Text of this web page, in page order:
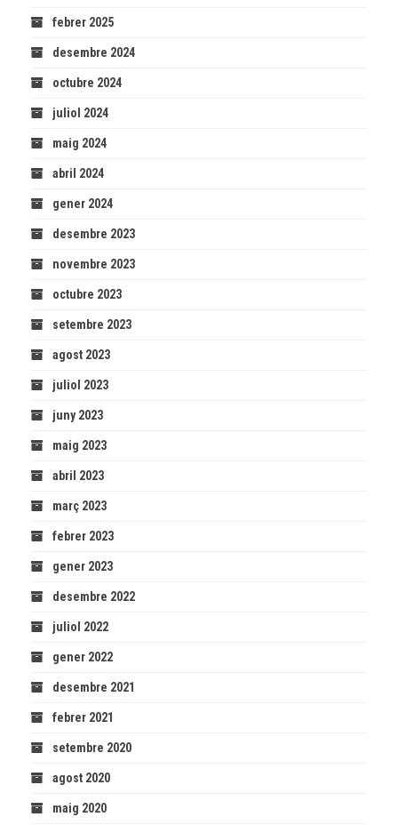
febrer 2025
desembre 2024
octubre 2024
juliol 2024
maig 2024
abril 2024
gener 2024
desembre 2023
novembre 2023
octubre 2023
setembre 2023
agost 2023
juliol 2023
juny 2023
maig 2023
abril 2023
març 2023
febrer 2023
gener 2023
desembre 2022
juliol 2022
gener 2022
desembre 2021
febrer 2021
setembre 2020
agost 2020
maig 2020